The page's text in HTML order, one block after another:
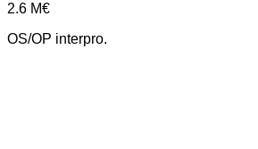
2.6 M€
OS/OP interpro.